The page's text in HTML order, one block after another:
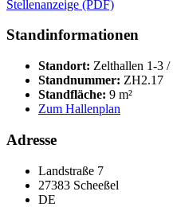
Stellenanzeige (PDF)
Standinformationen
Standort: Zelthallen 1-3
Standnummer: ZH2.17
Standfläche: 9 m²
Zum Hallenplan
Adresse
Landstraße 7
27383 Scheeßel
DE